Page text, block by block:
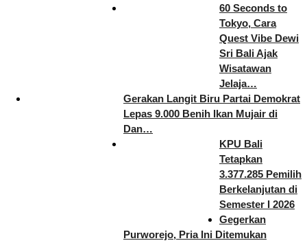
60 Seconds to
Tokyo, Cara
Quest Vibe Dewi
Sri Bali Ajak
Wisatawan
Jelaja…
Gerakan Langit Biru Partai Demokrat
Lepas 9.000 Benih Ikan Mujair di
Dan…
KPU Bali
Tetapkan
3.377.285 Pemilih
Berkelanjutan di
Semester I 2026
Gegerkan
Purworejo, Pria Ini Ditemukan